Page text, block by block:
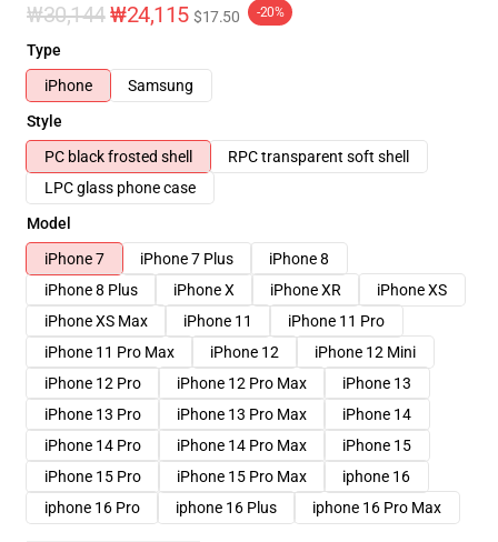
₩30,144₩24,115 $17.50 -20%
Type
iPhone
Samsung
Style
PC black frosted shell
RPC transparent soft shell
LPC glass phone case
Model
iPhone 7
iPhone 7 Plus
iPhone 8
iPhone 8 Plus
iPhone X iPhone XR
iPhone XS
iPhone XS Max
iPhone 11
iPhone 11 Pro
iPhone 11 Pro Max
iPhone 12
iPhone 12 Mini
iPhone 12 Pro
iPhone 12 Pro Max
iPhone 13
iPhone 13 Pro
iPhone 13 Pro Max
iPhone 14
iPhone 14 Pro
iPhone 14 Pro Max
iPhone 15
iPhone 15 Pro
iPhone 15 Pro Max
iphone 16
iphone 16 Pro
iphone 16 Plus iphone 16 Pro Max